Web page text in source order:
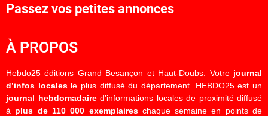
Passez vos petites annonces
À PROPOS
Hebdo25 éditions Grand Besançon et Haut-Doubs. Votre journal
d’infos localesle plus diffusé du département. HEBDO25 est un
journal hebdomadaired’informations locales de proximité diffusé
à plus de 110 000 exemplaireschaque semaine en points de